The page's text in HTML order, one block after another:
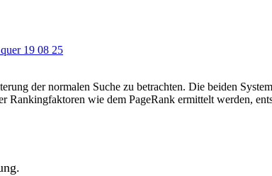
der normalen Suche zu betrachten. Die beiden
Rankingfaktoren wie dem PageRank ermittelt werden,